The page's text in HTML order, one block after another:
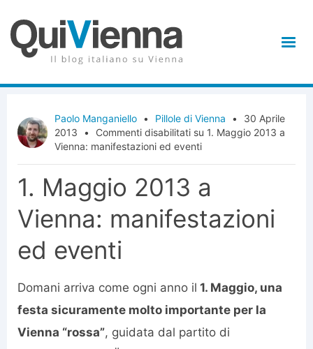
Paolo Manganiello • Pillole di Vienna •
30 Aprile
2013
• Commenti disabilitati su 1. Maggio 2013 a
Vienna: manifestazioni ed eventi
1. Maggio 2013 a
Vienna: manifestazioni
ed eventi
Domani arriva come ogni anno il 1. Maggio, una
festa sicuramente molto importante per la
Vienna “rossa”, guidata dal partito di